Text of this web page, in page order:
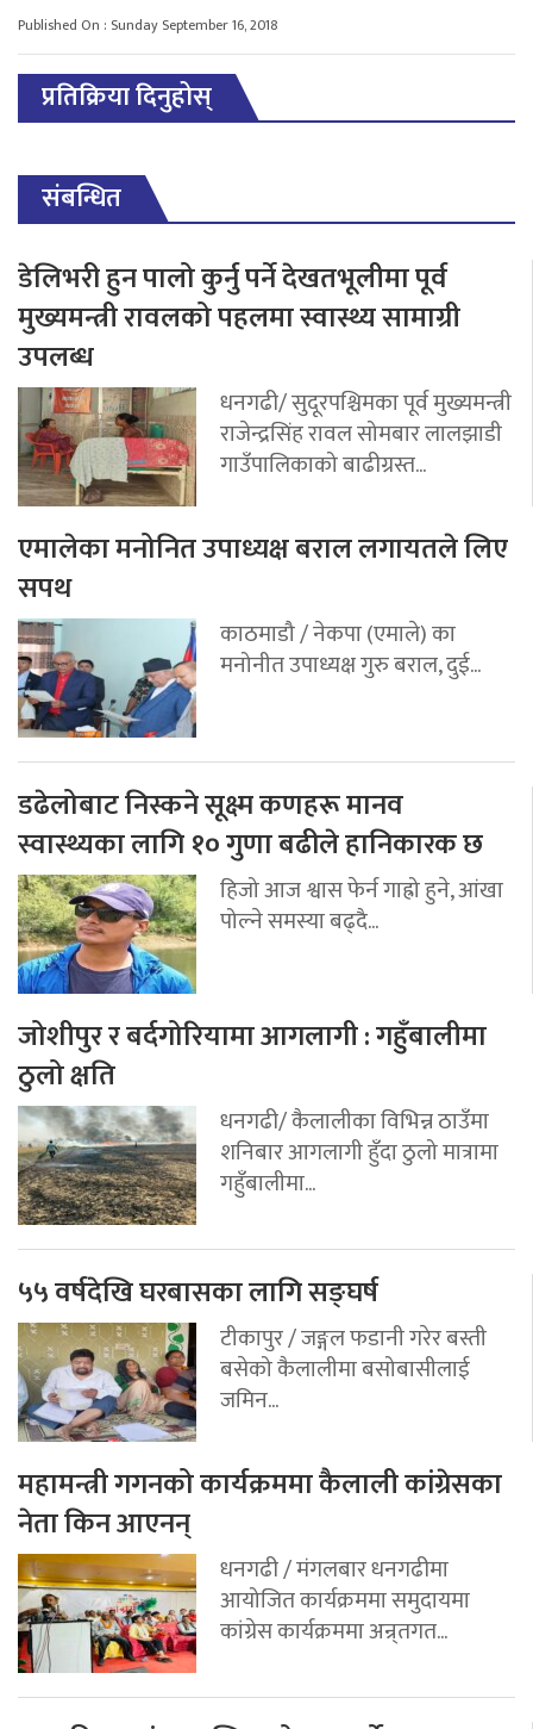
Published On : Sunday September 16, 2018
प्रतिक्रिया दिनुहोस्
संबन्धित
डेलिभरी हुन पालो कुर्नु पर्ने देखतभूलीमा पूर्व
मुख्यमन्त्री रावलको पहलमा स्वास्थ्य सामाग्री
उपलब्ध
धनगढी/ सुदूरपश्चिमका पूर्व मुख्यमन्त्री
राजेन्द्रसिंह रावल सोमबार लालझाडी
गाउँपालिकाको बाढीग्रस्त...
एमालेका मनोनित उपाध्यक्ष बराल लगायतले लिए
सपथ
काठमाडौ / नेकपा (एमाले) का
मनोनीत उपाध्यक्ष गुरु बराल, दुई...
डढेलोबाट निस्कने सूक्ष्म कणहरू मानव
स्वास्थ्यका लागि १० गुणा बढीले हानिकारक छ
हिजो आज श्वास फेर्न गाह्रो हुने, आंखा
पोल्ने समस्या बढ्दै...
जोशीपुर र बर्दगोरियामा आगलागी : गहुँबालीमा
ठुलो क्षति
धनगढी/ कैलालीका विभिन्न ठाउँमा
शनिबार आगलागी हुँदा ठुलो मात्रामा
गहुँबालीमा...
५५ वर्षदेखि घरबासका लागि सङ्घर्ष
टीकापुर / जङ्गल फडानी गरेर बस्ती
बसेको कैलालीमा बसोबासीलाई
जमिन...
महामन्त्री गगनको कार्यक्रममा कैलाली कांग्रेसका
नेता किन आएनन्
धनगढी / मंगलबार धनगढीमा
आयोजित कार्यक्रममा समुदायमा
कांग्रेस कार्यक्रममा अन्र्तगत...